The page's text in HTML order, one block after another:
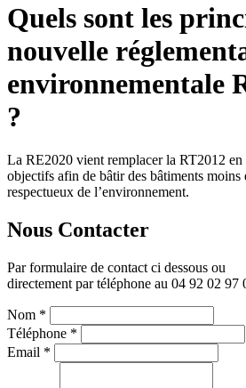
Quels sont les
nouvelle
environnementale
?
La RE2020 vient remplacer la RT2012 en
objectifs afin de bâtir des bâtiments moins
respectueux de l’environnement.
Nous Contacter
Par formulaire de contact ci dessous ou
directement par téléphone au 04 92 02 97
Nom *
Téléphone *
Email *